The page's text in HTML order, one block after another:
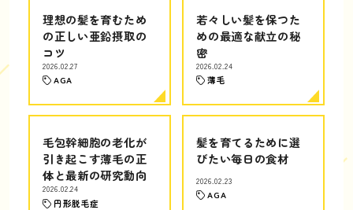
理想の髪を育むため
の正しい亜鉛摂取の
コツ
2026.02.27
AGA
若々しい髪を保つた
めの最適な献立の秘
密
2026.02.24
薄毛
毛包幹細胞の老化が
引き起こす薄毛の正
体と最新の研究動向
2026.02.24
円形脱毛症
髪を育てるために選
びたい毎日の食材
2026.02.23
AGA